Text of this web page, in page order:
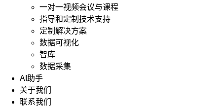
一对一视频会议与课程
指导和定制技术支持
定制解决方案
数据可视化
智库
数据采集
AI助手
关于我们
联系我们